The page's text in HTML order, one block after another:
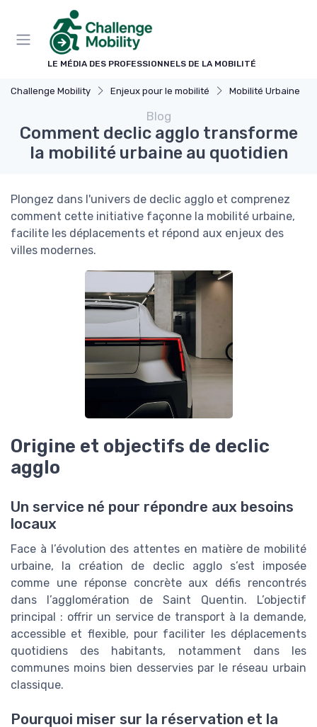
LE MÉDIA DES PROFESSIONNELS DE LA MOBILITÉ
Challenge Mobility Enjeux pour le mobilité Mobilité Urbaine
Blog
Comment declic agglo transforme
la mobilité urbaine au quotidien
Plongez dans l'univers de declic agglo et comprenez
comment cette initiative façonne la mobilité urbaine,
facilite les déplacements et répond aux enjeux des
villes modernes.
Origine et objectifs de declic
agglo
Un service né pour répondre aux besoins
locaux
Face à l’évolution des attentes en matière de mobilité
urbaine, la création de declic agglo s’est imposée
comme une réponse concrète aux défis rencontrés
dans l’agglomération de Saint Quentin. L’objectif
principal : offrir un service de transport à la demande,
accessible et flexible, pour faciliter les déplacements
quotidiens des habitants, notamment dans les
communes moins bien desservies par le réseau urbain
classique.
Pourquoi miser sur la réservation et la
Panneau de gestion des cookies